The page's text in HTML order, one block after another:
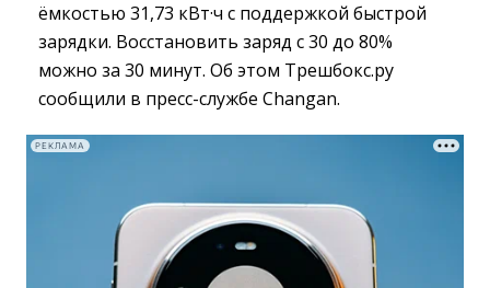
ёмкостью 31,73 кВт·ч с поддержкой быстрой
зарядки. Восстановить заряд с 30 до 80%
можно за 30 минут. Об этом Трешбокс.ру
сообщили в пресс-службе Changan.
РЕКЛАМА